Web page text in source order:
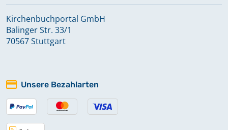
Kirchenbuchportal GmbH
Balinger Str. 33/1
70567 Stuttgart
Unsere Bezahlarten